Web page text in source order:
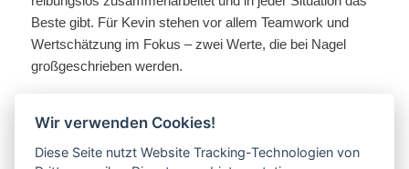
Beste gibt. Für Kevin stehen vor allem Teamwork und
Wertschätzung im Fokus – zwei Werte, die bei Nagel
großgeschrieben werden.
homogenen Team zu arbeiten, das große Wertschätzung
Arbeitsalltag, und Kevin trägt jeden Tag dazu bei, dass
Wir verwenden Cookies!
Diese Seite nutzt Website Tracking-Technologien von